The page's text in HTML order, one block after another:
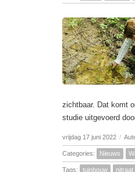
zichtbaar. Dat komt
studie uitgevoerd
vrijdag 17 juni 2022 /
Categories: Nieuws
Tags: tuinbouw nitraat